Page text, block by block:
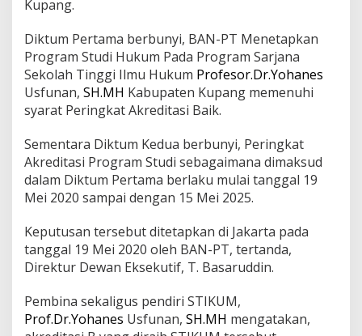
Kupang.
Diktum Pertama berbunyi, BAN-PT Menetapkan
Program Studi Hukum Pada Program Sarjana
Sekolah Tinggi Ilmu Hukum Profesor.Dr.Yohanes
Usfunan, SH.MH Kabupaten Kupang memenuhi
syarat Peringkat Akreditasi Baik.
Sementara Diktum Kedua berbunyi, Peringkat
Akreditasi Program Studi sebagaimana dimaksud
dalam Diktum Pertama berlaku mulai tanggal 19
Mei 2020 sampai dengan 15 Mei 2025.
Keputusan tersebut ditetapkan di Jakarta pada
tanggal 19 Mei 2020 oleh BAN-PT, tertanda,
Direktur Dewan Eksekutif, T. Basaruddin.
Pembina sekaligus pendiri STIKUM,
Prof.Dr.Yohanes Usfunan, SH.MH mengatakan,